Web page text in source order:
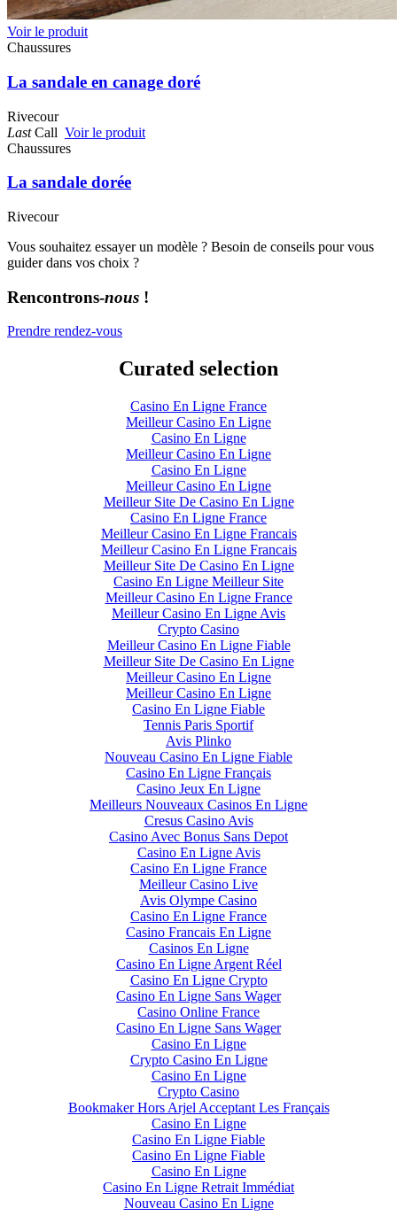
Voir le produit
Chaussures
La sandale en canage doré
Rivecour
LastCall Voir le produit
Chaussures
La sandale dorée
Rivecour
Vous souhaitez essayer un modèle ? Besoin de conseils pour vous
guider dans vos choix ?
Rencontrons-nous !
Prendre rendez-vous
Curated selection
Casino En Ligne France
Meilleur Casino En Ligne
Casino En Ligne
Meilleur Casino En Ligne
Casino En Ligne
Meilleur Casino En Ligne
Meilleur Site De Casino En Ligne
Casino En Ligne France
Meilleur Casino En Ligne Francais
Meilleur Casino En Ligne Francais
Meilleur Site De Casino En Ligne
Casino En Ligne Meilleur Site
Meilleur Casino En Ligne France
Meilleur Casino En Ligne Avis
Crypto Casino
Meilleur Casino En Ligne Fiable
Meilleur Site De Casino En Ligne
Meilleur Casino En Ligne
Meilleur Casino En Ligne
Casino En Ligne Fiable
Tennis Paris Sportif
Avis Plinko
Nouveau Casino En Ligne Fiable
Casino En Ligne Français
Casino Jeux En Ligne
Meilleurs Nouveaux Casinos En Ligne
Cresus Casino Avis
Casino Avec Bonus Sans Depot
Casino En Ligne Avis
Casino En Ligne France
Meilleur Casino Live
Avis Olympe Casino
Casino En Ligne France
Casino Francais En Ligne
Casinos En Ligne
Casino En Ligne Argent Réel
Casino En Ligne Crypto
Casino En Ligne Sans Wager
Casino Online France
Casino En Ligne Sans Wager
Casino En Ligne
Crypto Casino En Ligne
Casino En Ligne
Crypto Casino
Bookmaker Hors Arjel Acceptant Les Français
Casino En Ligne
Casino En Ligne Fiable
Casino En Ligne Fiable
Casino En Ligne
Casino En Ligne Retrait Immédiat
Nouveau Casino En Ligne